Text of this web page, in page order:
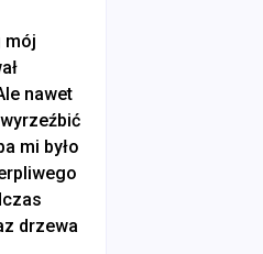
mój
nawet
mi było
drzewa